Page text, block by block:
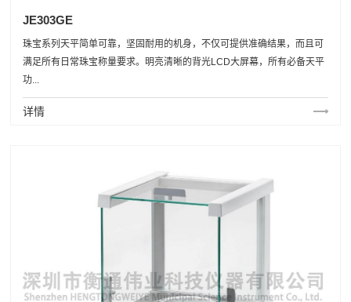
JE303GE
珠宝系列天平简单可靠，坚固耐用的机身，不仅可提供准确结果，而且可
满足所有日常珠宝称量要求。明亮清晰的背光LCD大屏幕，所有必备天平
功...
详情